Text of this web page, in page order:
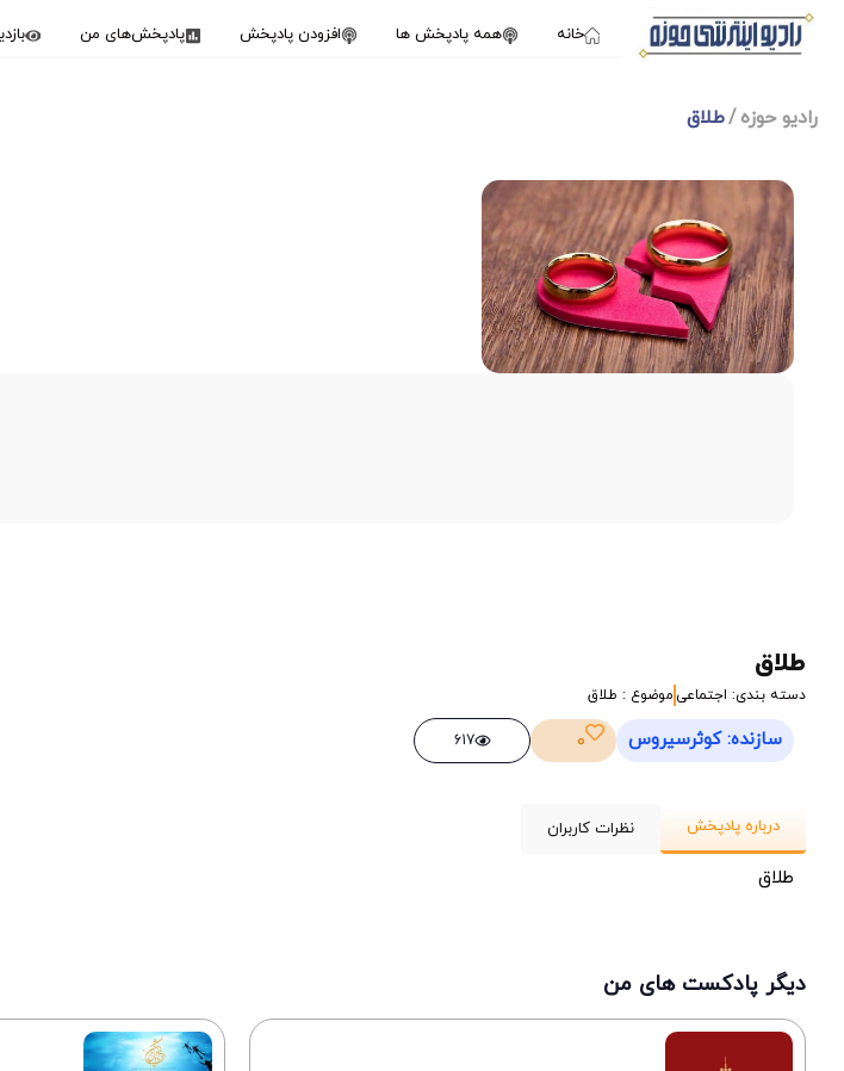
خانه همه پادپخش ها افزودن پادپخش پادپخش‌های من
رادیو حوزه طلاق
1X
طلاق
دسته بندی: اجتماعی موضوع : طلاق
سازنده: کوثرسیروس 0
617
درباره پادپخش نظرات کاربران
طلاق
دیگر پادکست های من